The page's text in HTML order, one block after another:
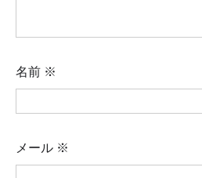
名前 ※
メール ※